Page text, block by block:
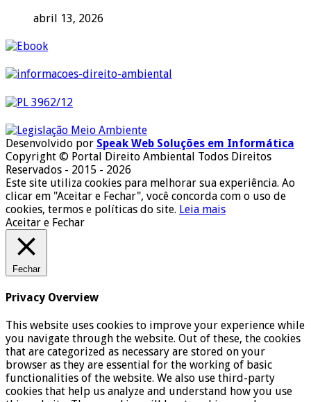
abril 13, 2026
Desenvolvido por Speak Web Soluções em Informática
Copyright © Portal Direito Ambiental Todos Direitos
Reservados - 2015 - 2026
Este site utiliza cookies para melhorar sua experiência. Ao
clicar em "Aceitar e Fechar", você concorda com o uso de
cookies, termos e políticas do site. Leia mais
Aceitar e Fechar
Fechar
Privacy Overview
This website uses cookies to improve your experience while
you navigate through the website. Out of these, the cookies
that are categorized as necessary are stored on your
browser as they are essential for the working of basic
functionalities of the website. We also use third-party
cookies that help us analyze and understand how you use